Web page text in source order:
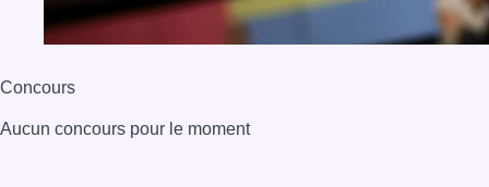
Concours
Aucun concours pour le moment